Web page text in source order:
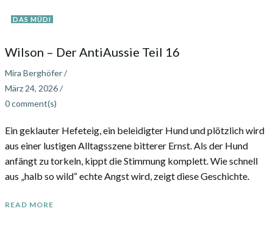
DAS MÜDI
Wilson – Der AntiAussie Teil 16
Mira Berghöfer/
März 24, 2026/
0comment(s)
Ein geklauter Hefeteig, ein beleidigter Hund und plötzlich wird
aus einer lustigen Alltagsszene bitterer Ernst. Als der Hund
anfängt zu torkeln, kippt die Stimmung komplett. Wie schnell
aus „halb so wild“ echte Angst wird, zeigt diese Geschichte.
READ MORE